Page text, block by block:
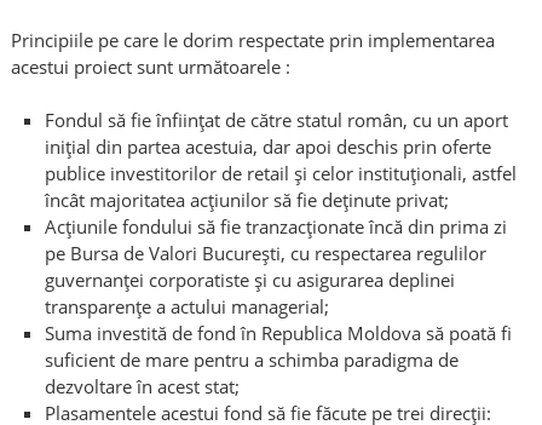
Principiile pe care le dorim respectate prin implementarea
acestui proiect sunt următoarele :
Fondul să fie înființat de către statul român, cu un aport
inițial din partea acestuia, dar apoi deschis prin oferte
publice investitorilor de retail și celor instituționali, astfel
încât majoritatea acțiunilor să fie deținute privat;
Acțiunile fondului să fie tranzacționate încă din prima zi
pe Bursa de Valori București, cu respectarea regulilor
guvernanței corporatiste și cu asigurarea deplinei
transparențe a actului managerial;
Suma investită de fond în Republica Moldova să poată fi
suficient de mare pentru a schimba paradigma de
dezvoltare în acest stat;
Plasamentele acestui fond să fie făcute pe trei direcții: